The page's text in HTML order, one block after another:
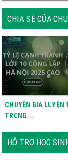
CHIA SẺ CỦA
CHUYÊN GIA
TRONG...
HỖ TRỢ HỌC